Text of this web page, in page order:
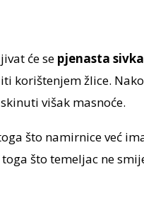
će se pjenasta
korištenjem žlice.
višak masnoće.
što namirnice već
što temeljac ne